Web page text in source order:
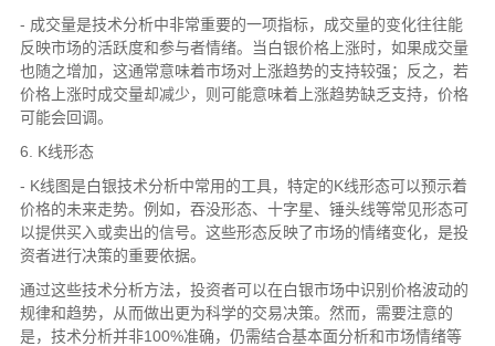
- 成交量是技术分析中非常重要的一项指标，成交量的变化往往能
反映市场的活跃度和参与者情绪。当白银价格上涨时，如果成交量
也随之增加，这通常意味着市场对上涨趋势的支持较强；反之，若
价格上涨时成交量却减少，则可能意味着上涨趋势缺乏支持，价格
可能会回调。
6. K线形态
- K线图是白银技术分析中常用的工具，特定的K线形态可以预示着
价格的未来走势。例如，吞没形态、十字星、锤头线等常见形态可
以提供买入或卖出的信号。这些形态反映了市场的情绪变化，是投
资者进行决策的重要依据。
通过这些技术分析方法，投资者可以在白银市场中识别价格波动的
规律和趋势，从而做出更为科学的交易决策。然而，需要注意的
是，技术分析并非100%准确，仍需结合基本面分析和市场情绪等